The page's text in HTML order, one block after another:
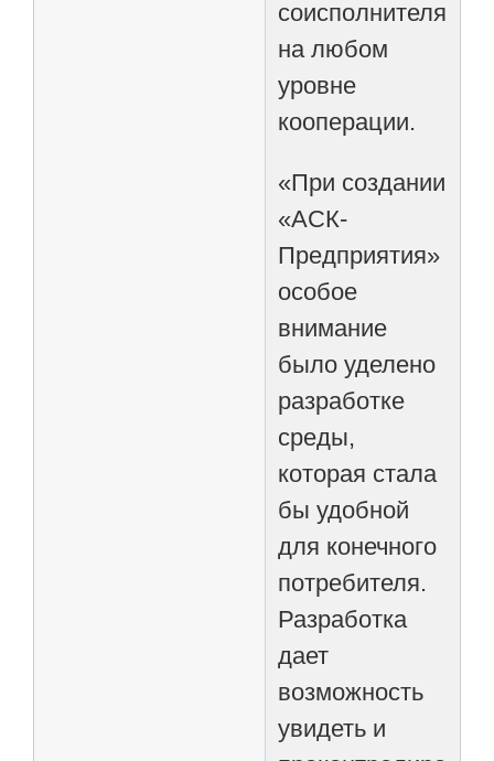
соисполнителями
на любом
уровне
кооперации.
«При создании
«АСК-
Предприятия»
особое
внимание
было уделено
разработке
среды,
которая стала
бы удобной
для конечного
потребителя.
Разработка
дает
возможность
увидеть и